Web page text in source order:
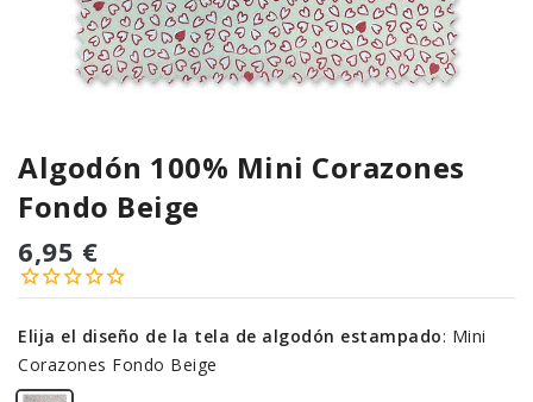
Algodón 100% Mini Corazones
Fondo Beige
6,95 €
Elija el diseño de la tela de algodón estampado: Mini
Corazones Fondo Beige